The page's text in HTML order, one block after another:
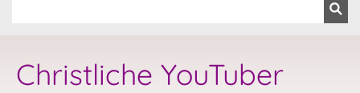
Christliche YouTuber